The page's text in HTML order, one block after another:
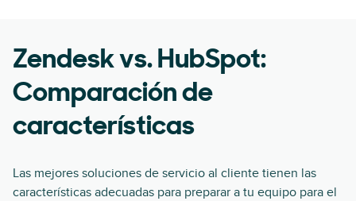
Zendesk vs. HubSpot:
Comparación de
características
Las mejores soluciones de servicio al cliente tienen las
características adecuadas para preparar a tu equipo para el